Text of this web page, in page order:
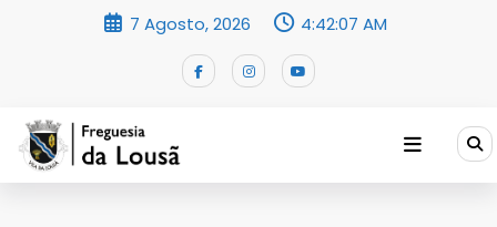
7 Agosto, 2026 4:42:07 AM